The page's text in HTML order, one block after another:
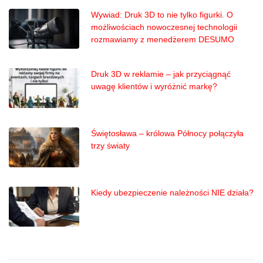
Wywiad: Druk 3D to nie tylko figurki. O
możliwościach nowoczesnej technologii
rozmawiamy z menedżerem DESUMO
Druk 3D w reklamie – jak przyciągnąć
uwagę klientów i wyróżnić markę?
Świętosława – królowa Północy połączyła
trzy światy
Kiedy ubezpieczenie należności NIE działa?